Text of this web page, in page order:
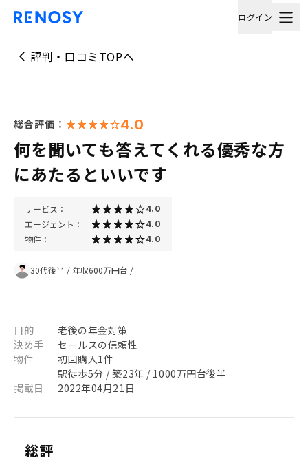
ログイン
評判・口コミTOPへ
総合評価： 4.0
何を聞いても答えてくれる優秀な方
にあたるといいです
サービス： 4.0
エージェント： 4.0
物件： 4.0
30代後半 / 年収600万円台 /
目的
老後の年金対策
決め手
セールスの信頼性
物件
初回購入1件
駅徒歩5分 / 築23年 / 1000万円台後半
掲載日
2022年04月21日
総評